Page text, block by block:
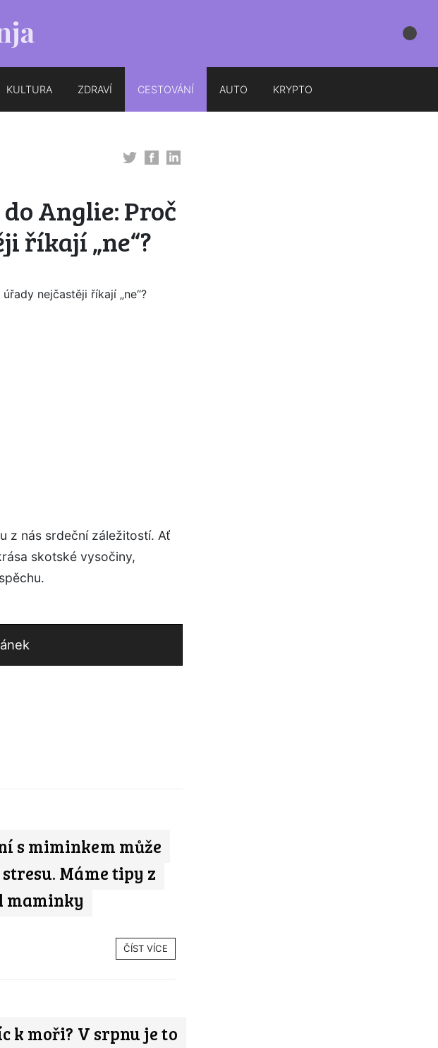
KULTURA ZDRAVÍ CESTOVÁNÍ AUTO KRYPTO
Anglie: Proč
říkají „ne“?
z nás srdeční záležitostí. Ať
skotské vysočiny,
s miminkem může
Máme tipy z
maminky
ČÍST VÍCE
k moři? V srpnu je to